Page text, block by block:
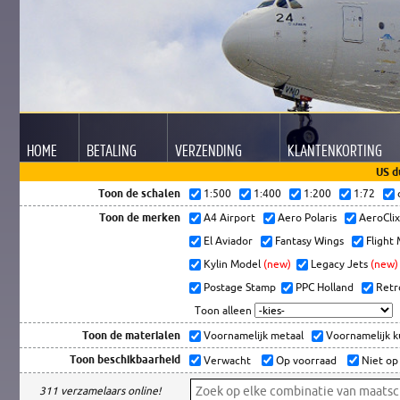
HOME BETALING VERZENDING KLANTENKORTING
US
Toon de schalen
1:500 1:400 1:200 1:72
Toon de merken A4 Airport Aero Polaris
El Aviador
Fantasy Wings
Flight
Kylin Model (new) Legacy Jets (new)
Postage Stamp
PPC Holland
Toon alleen
Toon de materialen Voornamelijk metaal Voornamelijk
Toon beschikbaarheid Verwacht Op voorraad Niet
311 verzamelaars online!